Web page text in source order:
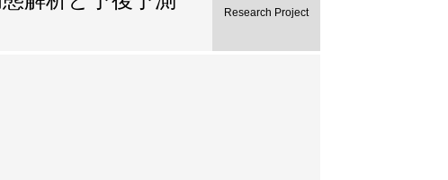
Research Project